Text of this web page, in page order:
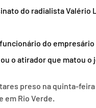
do radialista Valério
do
o atirador que matou o
preso na quinta-
em Rio Verde.